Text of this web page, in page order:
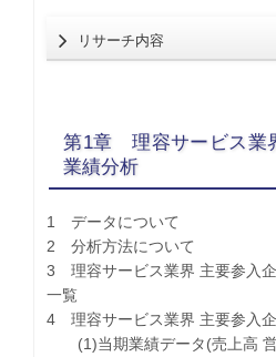
リサーチ内容
第1章 理容サービス業
業績分析
1 データについて
2 分析方法について
3 理容サービス業界 主要参入企
一覧
4 理容サービス業界 主要参入
(1)当期業績データ(売上高 営